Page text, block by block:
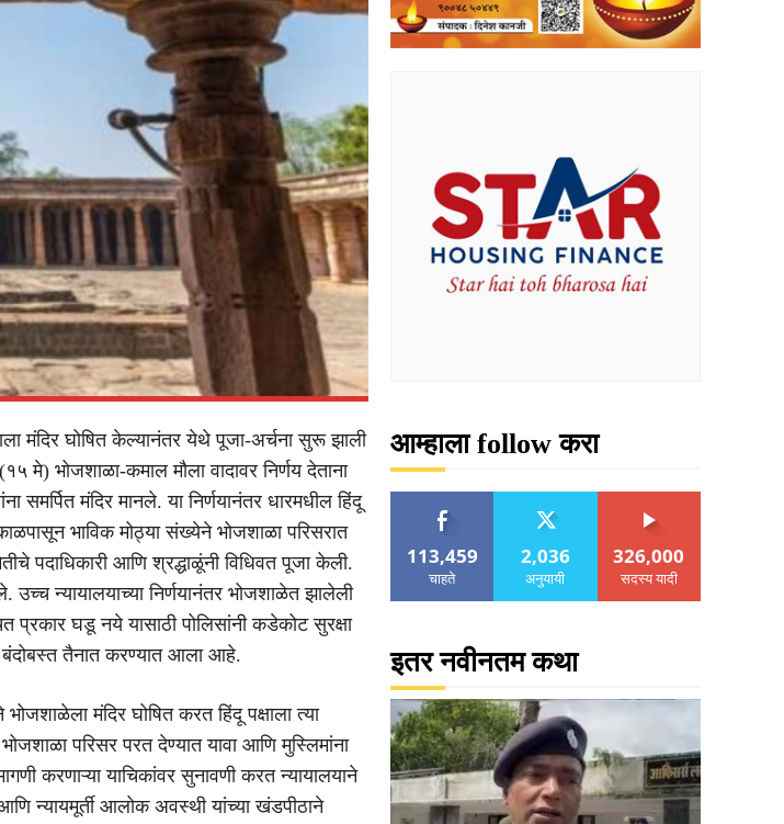
मंदिर घोषित केल्यानंतर येथे पूजा-अर्चना सुरू झाली
मे) भोजशाळा-कमाल मौला वादावर निर्णय देताना
समर्पित मंदिर मानले. या निर्णयानंतर धारमधील हिंदू
भाविक मोठ्या संख्येने भोजशाळा परिसरात
पदाधिकारी आणि श्रद्धाळूंनी विधिवत पूजा केली.
न्यायालयाच्या निर्णयानंतर भोजशाळेत झालेली
प्रकार घडू नये यासाठी पोलिसांनी कडेकोट सुरक्षा
बंदोबस्त तैनात करण्यात आला आहे.
मंदिर घोषित करत हिंदू पक्षाला त्या
परिसर परत देण्यात यावा आणि मुस्लिमांना
करणाऱ्या याचिकांवर सुनावणी करत न्यायालयाने
न्यायमूर्ती आलोक अवस्थी यांच्या खंडपीठाने
आम्हाला follow करा
113,459
चाहते
2,036
अनुयायी
326,000
सदस्य यादी
इतर नवीनतम कथा